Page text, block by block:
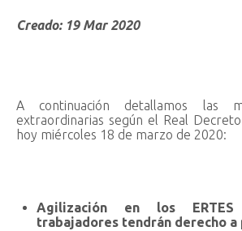
Creado: 19 Mar 2020
A continuación detallamos las
extraordinarias según el Real
hoy miércoles 18 de marzo de 2020:
Agilización en los
trabajadores tendrán derecho a